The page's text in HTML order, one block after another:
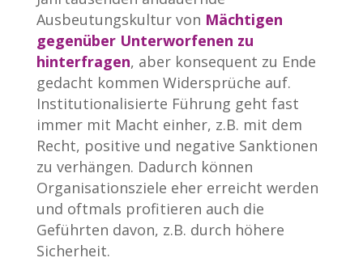
Ausbeutungskultur von Mächtigen
gegenüber Unterworfenen zu
hinterfragen, aber konsequent zu Ende
gedacht kommen Widersprüche auf.
Institutionalisierte Führung geht fast
immer mit Macht einher, z.B. mit dem
Recht, positive und negative Sanktionen
zu verhängen. Dadurch können
Organisationsziele eher erreicht werden
und oftmals profitieren auch die
Geführten davon, z.B. durch höhere
Sicherheit.